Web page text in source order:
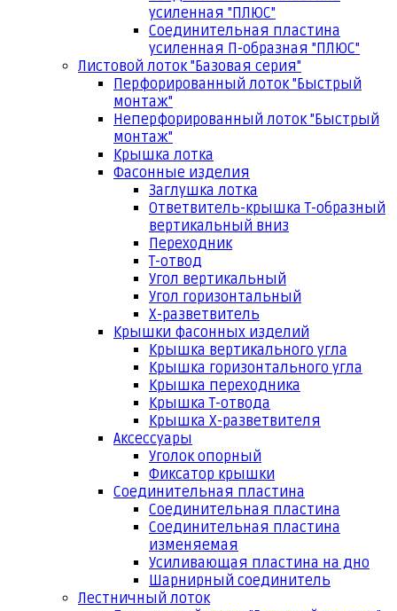
усиленная "ПЛЮС"
Соединительная пластина
усиленная П-образная "ПЛЮС"
Листовой лоток "Базовая серия"
Перфорированный лоток "Быстрый
монтаж"
Неперфорированный лоток "Быстрый
монтаж"
Крышка лотка
Фасонные изделия
Заглушка лотка
Ответвитель-крышка Т-образный
вертикальный вниз
Переходник
Т-отвод
Угол вертикальный
Угол горизонтальный
Х-разветвитель
Крышки фасонных изделий
Крышка вертикального угла
Крышка горизонтального угла
Крышка переходника
Крышка Т-отвода
Крышка Х-разветвителя
Аксессуары
Уголок опорный
Фиксатор крышки
Соединительная пластина
Соединительная пластина
Соединительная пластина
изменяемая
Усиливающая пластина на дно
Шарнирный соединитель
Лестничный лоток